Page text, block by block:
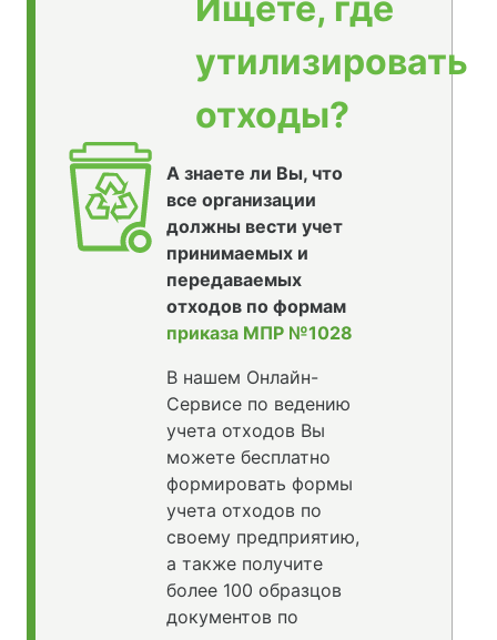
утилизировать
отходы?
А знаете ли Вы, что
все организации
должны вести учет
принимаемых и
передаваемых
отходов по формам
приказа МПР №1028
В нашем Онлайн-
Сервисе по ведению
учета отходов Вы
можете бесплатно
формировать формы
учета отходов по
своему предприятию,
а также получите
более 100 образцов
документов по